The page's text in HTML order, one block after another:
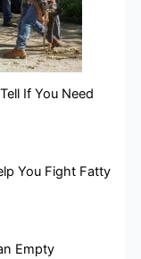
If You Need
You Fight Fatty
Empty